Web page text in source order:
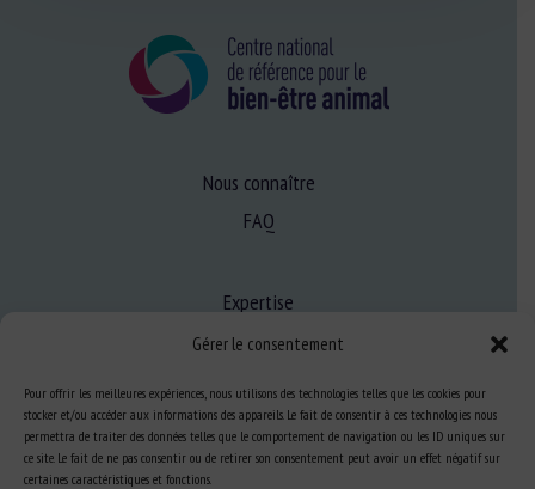
Gérer le consentement
Pour offrir les meilleures expériences, nous utilisons des technologies telles que les cookies pour
stocker et/ou accéder aux informations des appareils. Le fait de consentir à ces technologies nous
permettra de traiter des données telles que le comportement de navigation ou les ID uniques sur
ce site. Le fait de ne pas consentir ou de retirer son consentement peut avoir un effet négatif sur
certaines caractéristiques et fonctions.
Nous connaître
FAQ
Expertise
S’informer sur le BEA
Ressources